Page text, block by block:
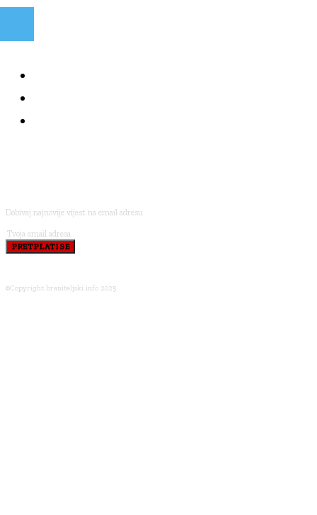
Dobivaj najnovije vijest na email adresu.
PRETPLATI SE
©Copyright braniteljski.info 2025